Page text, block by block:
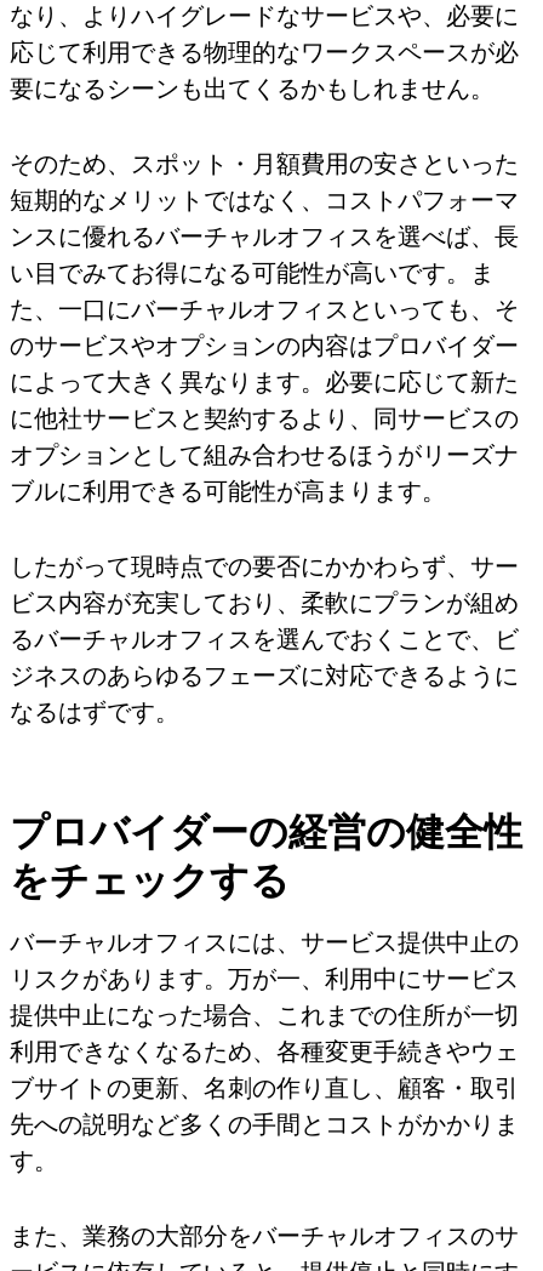
なり、よりハイグレードなサービスや、必要に
応じて利用できる物理的なワークスペースが必
要になるシーンも出てくるかもしれません。
そのため、スポット・月額費用の安さといった
短期的なメリットではなく、コストパフォーマ
ンスに優れるバーチャルオフィスを選べば、長
い目でみてお得になる可能性が高いです。ま
た、一口にバーチャルオフィスといっても、そ
のサービスやオプションの内容はプロバイダー
によって大きく異なります。必要に応じて新た
に他社サービスと契約するより、同サービスの
オプションとして組み合わせるほうがリーズナ
ブルに利用できる可能性が高まります。
したがって現時点での要否にかかわらず、サー
ビス内容が充実しており、柔軟にプランが組め
るバーチャルオフィスを選んでおくことで、ビ
ジネスのあらゆるフェーズに対応できるように
なるはずです。
プロバイダーの経営の健全性
をチェックする
バーチャルオフィスには、サービス提供中止の
リスクがあります。万が一、利用中にサービス
提供中止になった場合、これまでの住所が一切
利用できなくなるため、各種変更手続きやウェ
ブサイトの更新、名刺の作り直し、顧客・取引
先への説明など多くの手間とコストがかかりま
す。
また、業務の大部分をバーチャルオフィスのサ